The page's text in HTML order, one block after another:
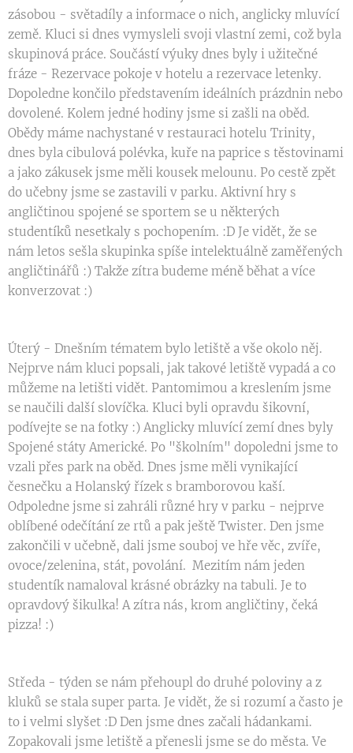
zásobou - světadíly a informace o nich, anglicky mluvící
země. Kluci si dnes vymysleli svoji vlastní zemi, což byla
skupinová práce. Součástí výuky dnes byly i užitečné
fráze - Rezervace pokoje v hotelu a rezervace letenky.
Dopoledne končilo představením ideálních prázdnin nebo
dovolené. Kolem jedné hodiny jsme si zašli na oběd.
Obědy máme nachystané v restauraci hotelu Trinity,
dnes byla cibulová polévka, kuře na paprice s těstovinami
a jako zákusek jsme měli kousek melounu. Po cestě zpět
do učebny jsme se zastavili v parku. Aktivní hry s
angličtinou spojené se sportem se u některých
studentíků nesetkaly s pochopením. :D Je vidět, že se
nám letos sešla skupinka spíše intelektuálně zaměřených
angličtinářů :) Takže zítra budeme méně běhat a více
konverzovat :)
Úterý - Dnešním tématem bylo letiště a vše okolo něj.
Nejprve nám kluci popsali, jak takové letiště vypadá a co
můžeme na letišti vidět. Pantomimou a kreslením jsme
se naučili další slovíčka. Kluci byli opravdu šikovní,
podívejte se na fotky :) Anglicky mluvící zemí dnes byly
Spojené státy Americké. Po "školním" dopoledni jsme to
vzali přes park na oběd. Dnes jsme měli vynikající
česnečku a Holanský řízek s bramborovou kaší.
Odpoledne jsme si zahráli různé hry v parku - nejprve
oblíbené odečítání ze rtů a pak ještě Twister. Den jsme
zakončili v učebně, dali jsme souboj ve hře věc, zvíře,
ovoce/zelenina, stát, povolání. Mezitím nám jeden
studentík namaloval krásné obrázky na tabuli. Je to
opravdový šikulka! A zítra nás, krom angličtiny, čeká
pizza! :)
Středa - týden se nám přehoupl do druhé poloviny a z
kluků se stala super parta. Je vidět, že si rozumí a často je
to i velmi slyšet :D Den jsme dnes začali hádankami.
Zopakovali jsme letiště a přenesli jsme se do města. Ve